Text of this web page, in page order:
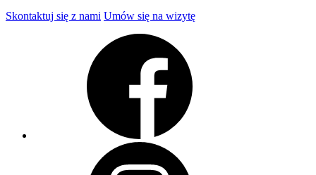
Skontaktuj się z nami Umów się na wizytę